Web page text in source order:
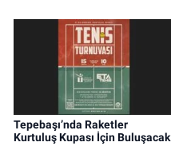
Tepebaşı’nda Raketler
Kurtuluş Kupası İçin Buluşacak